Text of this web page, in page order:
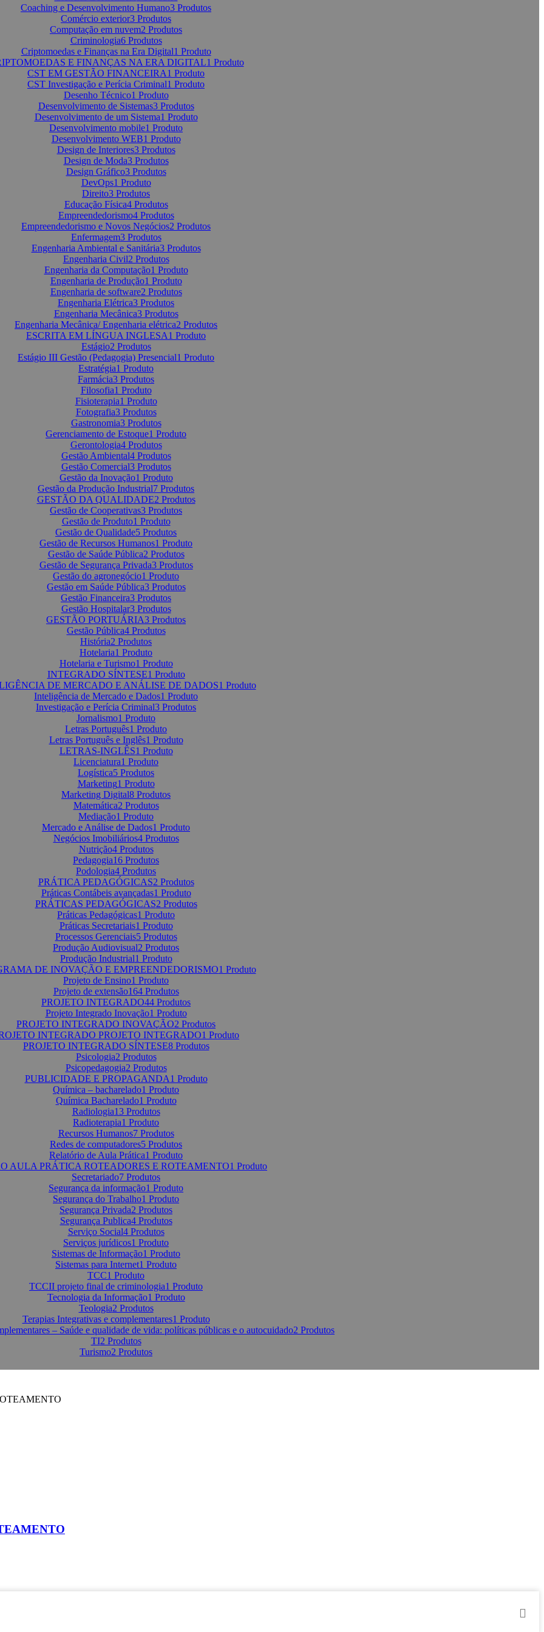
Coaching e Desenvolvimento Humano3 Produtos
Comércio exterior3 Produtos
Computação em nuvem2 Produtos
Criminologia6 Produtos
Criptomoedas e Finanças na Era Digital1 Produto
E FINANÇAS NA ERA DIGITAL1 Produto
CST EM GESTÃO FINANCEIRA1 Produto
CST Investigação e Perícia Criminal1 Produto
Desenho Técnico1 Produto
Desenvolvimento de Sistemas3 Produtos
Desenvolvimento de um Sistema1 Produto
Desenvolvimento mobile1 Produto
Desenvolvimento WEB1 Produto
Design de Interiores3 Produtos
Design de Moda3 Produtos
Design Gráfico3 Produtos
DevOps1 Produto
Direito3 Produtos
Educação Física4 Produtos
Empreendedorismo4 Produtos
Empreendedorismo e Novos Negócios2 Produtos
Enfermagem3 Produtos
Engenharia Ambiental e Sanitária3 Produtos
Engenharia Civil2 Produtos
Engenharia da Computação1 Produto
Engenharia de Produção1 Produto
Engenharia de software2 Produtos
Engenharia Elétrica3 Produtos
Engenharia Mecânica3 Produtos
Engenharia Mecânica/ Engenharia elétrica2 Produtos
ESCRITA EM LÍNGUA INGLESA1 Produto
Estágio2 Produtos
Estágio III Gestão (Pedagogia) Presencial1 Produto
Estratégia1 Produto
Farmácia3 Produtos
Filosofia1 Produto
Fisioterapia1 Produto
Fotografia3 Produtos
Gastronomia3 Produtos
Gerenciamento de Estoque1 Produto
Gerontologia4 Produtos
Gestão Ambiental4 Produtos
Gestão Comercial3 Produtos
Gestão da Inovação1 Produto
Gestão da Produção Industrial7 Produtos
GESTÃO DA QUALIDADE2 Produtos
Gestão de Cooperativas3 Produtos
Gestão de Produto1 Produto
Gestão de Qualidade5 Produtos
Gestão de Recursos Humanos1 Produto
Gestão de Saúde Pública2 Produtos
Gestão de Segurança Privada3 Produtos
Gestão do agronegócio1 Produto
Gestão em Saúde Pública3 Produtos
Gestão Financeira3 Produtos
Gestão Hospitalar3 Produtos
GESTÃO PORTUÁRIA3 Produtos
Gestão Pública4 Produtos
História2 Produtos
Hotelaria1 Produto
Hotelaria e Turismo1 Produto
INTEGRADO SÍNTESE1 Produto
DE MERCADO E ANÁLISE DE DADOS1 Produto
Inteligência de Mercado e Dados1 Produto
Investigação e Perícia Criminal3 Produtos
Jornalismo1 Produto
Letras Português1 Produto
Letras Português e Inglês1 Produto
LETRAS-INGLÊS1 Produto
Licenciatura1 Produto
Logística5 Produtos
Marketing1 Produto
Marketing Digital8 Produtos
Matemática2 Produtos
Mediação1 Produto
Mercado e Análise de Dados1 Produto
Negócios Imobiliários4 Produtos
Nutrição4 Produtos
Pedagogia16 Produtos
Podologia4 Produtos
PRÁTICA PEDAGÓGICAS2 Produtos
Práticas Contábeis avançadas1 Produto
PRÁTICAS PEDAGÓGICAS2 Produtos
Práticas Pedagógicas1 Produto
Práticas Secretariais1 Produto
Processos Gerenciais5 Produtos
Produção Audiovisual2 Produtos
Produção Industrial1 Produto
DE INOVAÇÃO E EMPREENDEDORISMO1 Produto
Projeto de Ensino1 Produto
Projeto de extensão164 Produtos
PROJETO INTEGRADO44 Produtos
Projeto Integrado Inovação1 Produto
PROJETO INTEGRADO INOVAÇÃO2 Produtos
INTEGRADO PROJETO INTEGRADO1 Produto
PROJETO INTEGRADO SÍNTESE8 Produtos
Psicologia2 Produtos
Psicopedagogia2 Produtos
PUBLICIDADE E PROPAGANDA1 Produto
Química – bacharelado1 Produto
Química Bacharelado1 Produto
Radiologia13 Produtos
Radioterapia1 Produto
Recursos Humanos7 Produtos
Redes de computadores5 Produtos
Relatório de Aula Prática1 Produto
AULA PRÁTICA ROTEADORES E ROTEAMENTO1 Produto
Secretariado7 Produtos
Segurança da informação1 Produto
Segurança do Trabalho1 Produto
Segurança Privada2 Produtos
Segurança Publica4 Produtos
Serviço Social4 Produtos
Serviços jurídicos1 Produto
Sistemas de Informação1 Produto
Sistemas para Internet1 Produto
TCC1 Produto
TCCII projeto final de criminologia1 Produto
Tecnologia da Informação1 Produto
Teologia2 Produtos
Terapias Integrativas e complementares1 Produto
– Saúde e qualidade de vida: políticas públicas e o autocuidado2 Produtos
TI2 Produtos
Turismo2 Produtos